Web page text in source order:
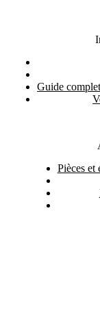
Guide
Pièces et